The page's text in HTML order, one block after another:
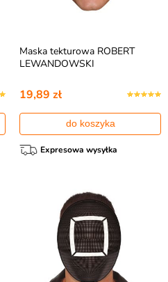
Maska tekturowa ROBERT
LEWANDOWSKI
19,89 zł
do koszyka
Expresowa wysyłka